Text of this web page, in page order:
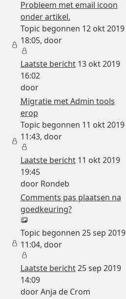
Probleem met email icoon
onder artikel.
Topic begonnen 12 okt 2019
18:05, door
Laatste bericht13 okt 2019
16:02
door
Migratie met Admin tools
erop
Topic begonnen 11 okt 2019
11:43, door
Laatste bericht11 okt 2019
19:45
door Rondeb
Comments pas plaatsen na
goedkeuring?
Topic begonnen 25 sep 2019
11:04, door
Laatste bericht25 sep 2019
14:09
doorAnja de Crom